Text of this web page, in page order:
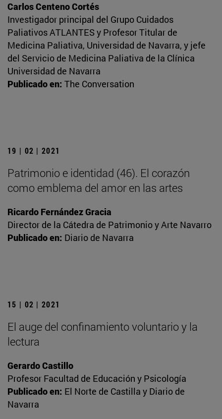
Carlos Centeno Cortés
Investigador principal del Grupo Cuidados
Paliativos ATLANTES y Profesor Titular de
Medicina Paliativa, Universidad de Navarra, y jefe
del Servicio de Medicina Paliativa de la Clínica
Universidad de Navarra
Publicado en: The Conversation
19 | 02 | 2021
Patrimonio e identidad (46). El corazón
como emblema del amor en las artes
Ricardo Fernández Gracia
Director de la Cátedra de Patrimonio y Arte Navarro
Publicado en: Diario de Navarra
15 | 02 | 2021
El auge del confinamiento voluntario y la
lectura
Gerardo Castillo
Profesor Facultad de Educación y Psicología
Publicado en: El Norte de Castilla y Diario de
Navarra